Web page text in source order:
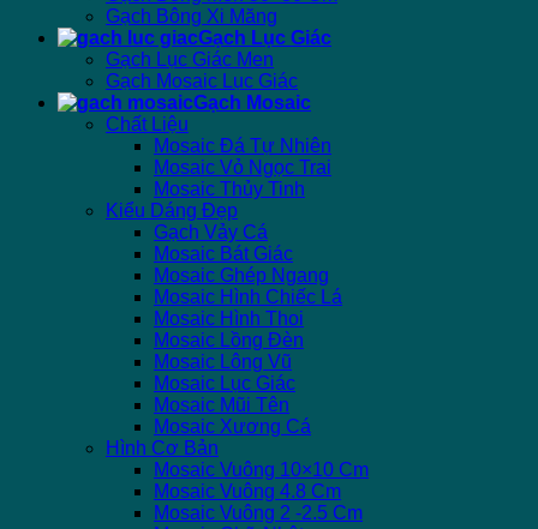
Gạch Bông Xi Măng
Gạch Lục Giác
Gạch Lục Giác Men
Gạch Mosaic Lục Giác
Gạch Mosaic
Chất Liệu
Mosaic Đá Tự Nhiên
Mosaic Vỏ Ngọc Trai
Mosaic Thủy Tinh
Kiểu Dáng Đẹp
Gạch Vảy Cá
Mosaic Bát Giác
Mosaic Ghép Ngang
Mosaic Hình Chiếc Lá
Mosaic Hình Thoi
Mosaic Lồng Đèn
Mosaic Lông Vũ
Mosaic Lục Giác
Mosaic Mũi Tên
Mosaic Xương Cá
Hình Cơ Bản
Mosaic Vuông 10×10 Cm
Mosaic Vuông 4.8 Cm
Mosaic Vuông 2 -2.5 Cm